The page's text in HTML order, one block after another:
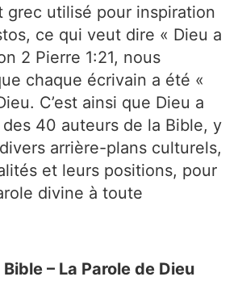
grec utilisé pour inspiration
ce qui veut dire « Dieu a
2 Pierre 1:21, nous
chaque écrivain a été «
C’est ainsi que Dieu a
40 auteurs de la Bible, y
arrière-plans culturels,
et leurs positions, pour
divine à toute
Bible – La Parole de Dieu